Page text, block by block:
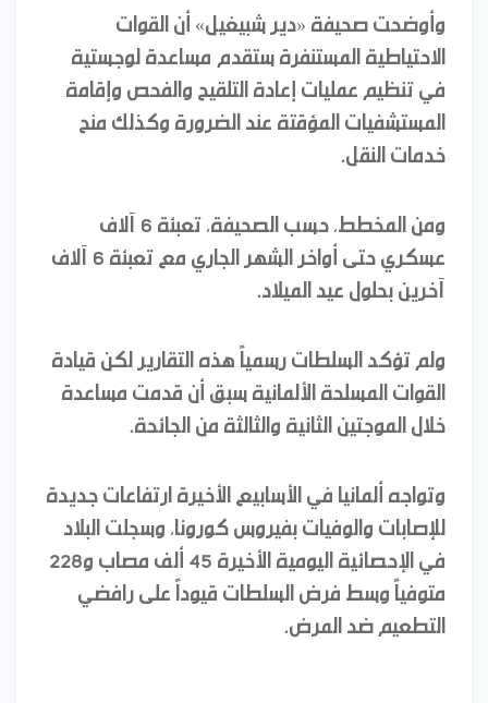
وأوضحت صحيفة «دير شبيغيل» أن القوات
الاحتياطية المستنفرة ستقدم مساعدة لوجستية
في تنظيم عمليات إعادة التلقيح والفحص وإقامة
المستشفيات المؤقتة عند الضرورة وكذلك منح
خدمات النقل.
ومن المخطط، حسب الصحيفة، تعبئة 6 آلاف
عسكري حتى أواخر الشهر الجاري مع تعبئة 6 آلاف
آخرين بحلول عيد الميلاد.
ولم تؤكد السلطات رسمياً هذه التقارير لكن قيادة
القوات المسلحة الألمانية سبق أن قدمت مساعدة
خلال الموجتين الثانية والثالثة من الجائحة.
وتواجه ألمانيا في الأسابيع الأخيرة ارتفاعات جديدة
للإصابات والوفيات بفيروس كورونا، وسجلت البلاد
في الإحصائية اليومية الأخيرة 45 ألف مصاب و228
متوفياً وسط فرض السلطات قيوداً على رافضي
التطعيم ضد المرض.